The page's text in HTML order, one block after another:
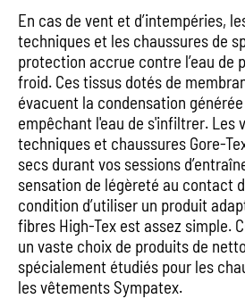
En cas de vent et d’intempéries,
techniques et les chaussures de
protection accrue contre l’eau de
froid. Ces tissus dotés de
évacuent la condensation
empêchant l'eau de s'infiltrer. Les
techniques et chaussures Gore-
secs durant vos sessions
sensation de légèreté au contact
condition d’utiliser un produit
fibres High-Tex est assez simple.
un vaste choix de produits de
spécialement étudiés pour les
les vêtements Sympatex.